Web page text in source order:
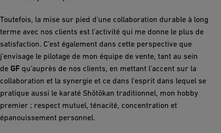
Toutefois, la mise sur pied d’une collaboration durable à long
terme avec nos clients est l’activité qui me donne le plus de
satisfaction. C’est également dans cette perspective que
j’envisage le pilotage de mon équipe de vente, tant au sein
de GF qu’auprès de nos clients, en mettant l’accent sur la
collaboration et la synergie et ce dans l’esprit dans lequel se
pratique aussi le karaté Shōtōkan traditionnel, mon hobby
premier ; respect mutuel, ténacité, concentration et
épanouissement personnel.